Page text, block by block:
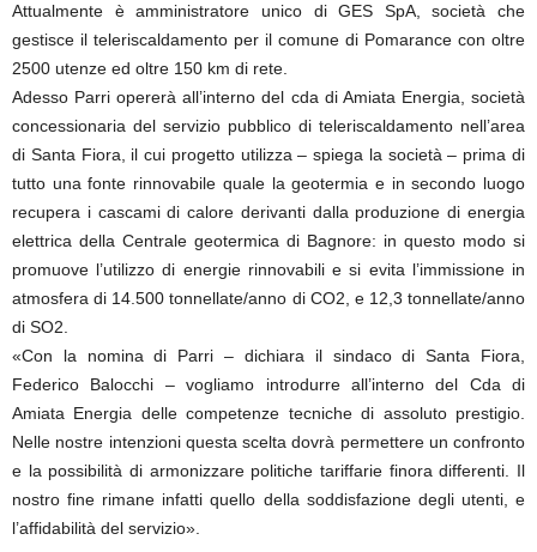
Attualmente è amministratore unico di GES SpA, società che
gestisce il teleriscaldamento per il comune di Pomarance con oltre
2500 utenze ed oltre 150 km di rete.
Adesso Parri opererà all’interno del cda di Amiata Energia, società
concessionaria del servizio pubblico di teleriscaldamento nell’area
di Santa Fiora, il cui progetto utilizza – spiega la società – prima di
tutto una fonte rinnovabile quale la geotermia e in secondo luogo
recupera i cascami di calore derivanti dalla produzione di energia
elettrica della Centrale geotermica di Bagnore: in questo modo si
promuove l’utilizzo di energie rinnovabili e si evita l’immissione in
atmosfera di 14.500 tonnellate/anno di CO2, e 12,3 tonnellate/anno
di SO2.
«Con la nomina di Parri – dichiara il sindaco di Santa Fiora,
Federico Balocchi – vogliamo introdurre all’interno del Cda di
Amiata Energia delle competenze tecniche di assoluto prestigio.
Nelle nostre intenzioni questa scelta dovrà permettere un confronto
e la possibilità di armonizzare politiche tariffarie finora differenti. Il
nostro fine rimane infatti quello della soddisfazione degli utenti, e
l’affidabilità del servizio».